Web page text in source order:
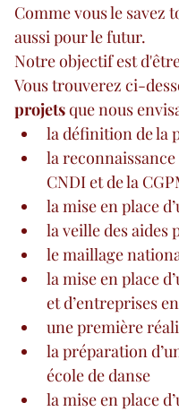
Comme vous le savez
aussi pour le futur.
Notre objectif est
Vous trouverez ci-
projets que nous
la définition de la
la
CNDI et de la
la mise en place
la veille des aides
le maillage
la mise en place
et d’entreprises
une première
la préparation
école de danse
la mise en place